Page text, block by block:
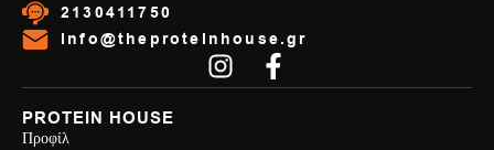
2130411750
info@theproteinhouse.gr
PROTEIN HOUSE
Προφίλ